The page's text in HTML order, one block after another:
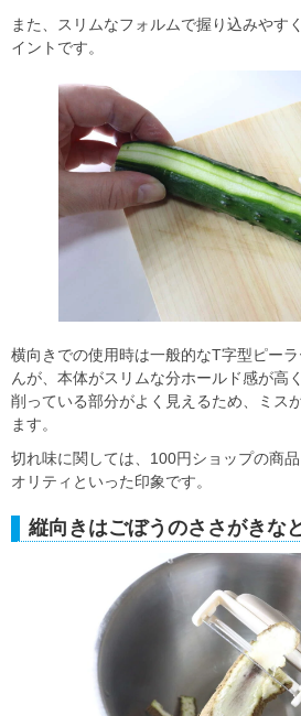
また、スリムなフォルムで握り込みやす
イントです。
横向きでの使用時は一般的なT字型ピー
んが、本体がスリムな分ホールド感が高
削っている部分がよく見えるため、ミス
ます。
切れ味に関しては、100円ショップの商
オリティといった印象です。
縦向きはごぼうのささがきな